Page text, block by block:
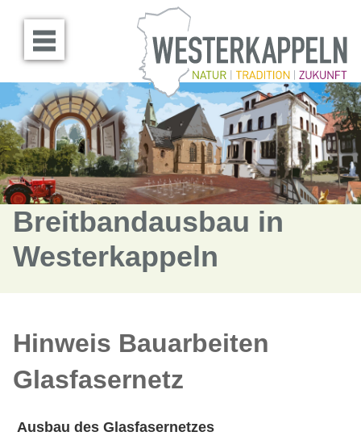
Menü öffnen
Breitbandausbau in
Westerkappeln
Hinweis Bauarbeiten
Glasfasernetz
Ausbau des Glasfasernetzes